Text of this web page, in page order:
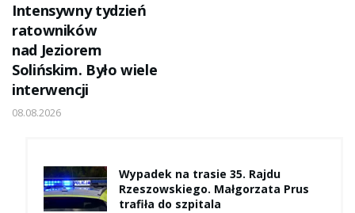
Intensywny tydzień
ratowników
nad Jeziorem
Solińskim. Było wiele
interwencji
08.08.2026
Wypadek na trasie 35. Rajdu
Rzeszowskiego. Małgorzata Prus
trafiła do szpitala